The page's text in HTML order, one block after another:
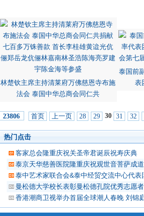
林楚钦主席主持清莱府万佛慈恩寺布施
法会 泰国中华总商会同仁共
泰国前
表
23806 首页 上一页 28 29 30 31 32
热门点击
客家总会隆重庆祝关圣帝君诞辰祝寿庆典
泰京天华慈善医院隆重庆祝观世音菩萨成道
泰中艺术家联合会&泰中经贸交流中心代表
曼松德大学校长表彰曼松德孔院优秀志愿者
香港潮商卫视举办首届全球潮人春晚 刘锦